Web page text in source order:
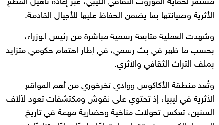
مستمر لحماية الموروث الثقافي الليبي، عبر إعادة تأهيل القطع
الأثرية وصيانتها بما يضمن الحفاظ عليها للأجيال القادمة.
وشهدت العملية متابعة رسمية مباشرة من رئيس الوزراء،
بحسب ما ظهر في بث رسمي، في إطار اهتمام حكومي متزايد
بملف التراث الثقافي والأثري.
وتُعد منطقة الأكاكوس ووادي تخرخوري من أهم المواقع
الأثرية في ليبيا، إذ تحتوي على نقوش ومكتشفات تعود لآلاف
السنين، تعكس تحولات مناخية وحضارية مهمة في تاريخ